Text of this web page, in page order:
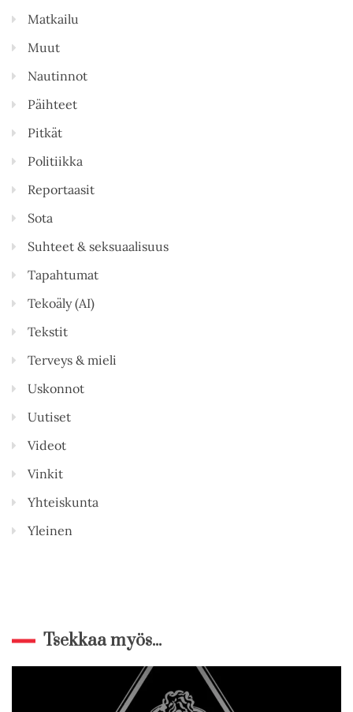
Matkailu
Muut
Nautinnot
Päihteet
Pitkät
Politiikka
Reportaasit
Sota
Suhteet & seksuaalisuus
Tapahtumat
Tekoäly (AI)
Tekstit
Terveys & mieli
Uskonnot
Uutiset
Videot
Vinkit
Yhteiskunta
Yleinen
Tsekkaa myös...